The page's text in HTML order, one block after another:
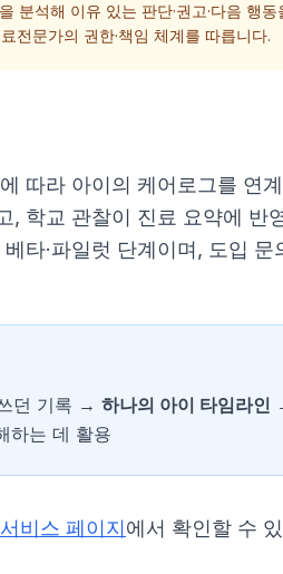
분석해 이유 있는 판단·권고·다음 행
전문가의 권한·책임 체계를 따릅니다.
따라 아이의 케어로그를 연
, 학교 관찰이 진료 요약에 반
타·파일럿 단계이며, 도입 문
던 기록 → 하나의 아이 타임라인
하는 데 활용
비스 페이지에서 확인할 수